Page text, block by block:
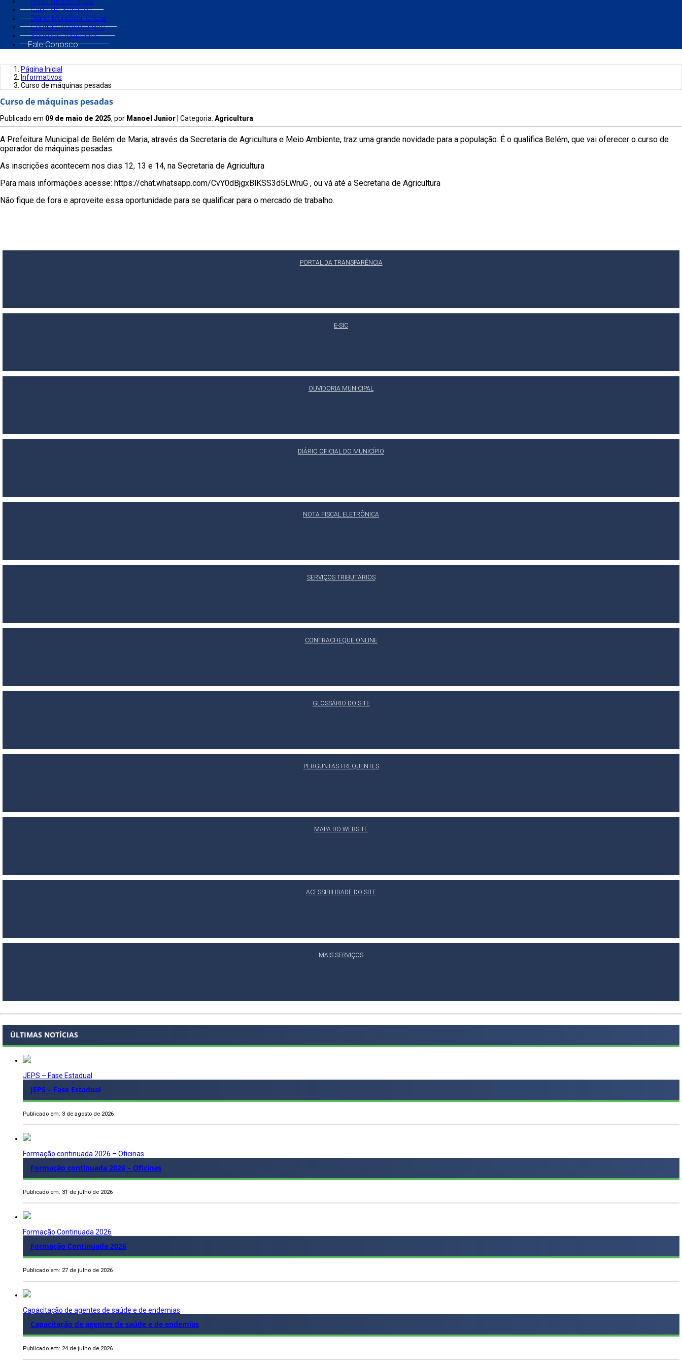
Carta de Serviços
Diário Municipal Oficial
Contra Cheque Online
Serviços Tributários
Fale Conosco
Página Inicial
Informativos
Curso de máquinas pesadas
Curso de máquinas pesadas
Publicado em 09 de maio de 2025, por Manoel Junior | Categoria: Agricultura
A Prefeitura Municipal de Belém de Maria, através da Secretaria de Agricultura e Meio Ambiente, traz uma grande novidade para a população. É o qualifica Belém, que vai oferecer o curso de
operador de máquinas pesadas.
As inscrições acontecem nos dias 12, 13 e 14, na Secretaria de Agricultura
Para mais informações acesse: https://chat.whatsapp.com/CvY0dBjgxBlKSS3d5LWruG , ou vá até a Secretaria de Agricultura
Não fique de fora e aproveite essa oportunidade para se qualificar para o mercado de trabalho.
PORTAL DA TRANSPARÊNCIA
E-SIC
OUVIDORIA MUNICIPAL
DIÁRIO OFICIAL DO MUNICÍPIO
NOTA FISCAL ELETRÔNICA
SERVIÇOS TRIBUTÁRIOS
CONTRACHEQUE ONLINE
GLOSSÁRIO DO SITE
PERGUNTAS FREQUENTES
MAPA DO WEBSITE
ACESSIBILIDADE DO SITE
MAIS SERVIÇOS
ÚLTIMAS NOTÍCIAS
JEPS – Fase Estadual
JEPS – Fase Estadual
Publicado em: 3 de agosto de 2026
Formação continuada 2026 – Oficinas
Formação continuada 2026 – Oficinas
Publicado em: 31 de julho de 2026
Formação Continuada 2026
Formação Continuada 2026
Publicado em: 27 de julho de 2026
Capacitação de agentes de saúde e de endemias
Capacitação de agentes de saúde e de endemias
Publicado em: 24 de julho de 2026